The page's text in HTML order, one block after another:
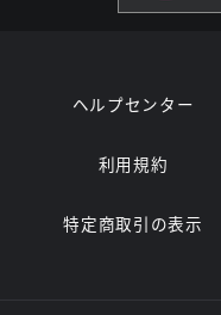
ヘルプセンター
利用規約
特定商取引の表示